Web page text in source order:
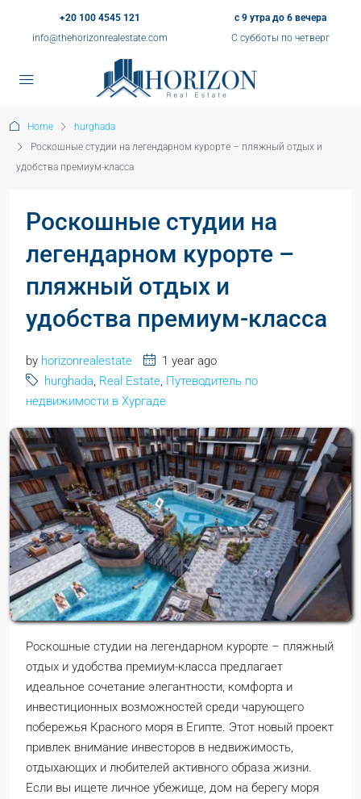
+20 100 4545 121
info@thehorizonrealestate.com
с 9 утра до 6 вечера
С субботы по четверг
Home
hurghada
Роскошные студии на легендарном курорте – пляжный отдых и
удобства премиум-класса
Роскошные студии на
легендарном курорте –
пляжный отдых и
удобства премиум-класса
by horizonrealestate
1 year ago
hurghada, Real Estate, Путеводитель по
недвижимости в Хургаде
Роскошные студии на легендарном курорте – пляжный
отдых и удобства премиум-класса предлагает
идеальное сочетание элегантности, комфорта и
инвестиционных возможностей среди чарующего
побережья Красного моря в Египте. Этот новый проект
привлек внимание инвесторов в недвижимость,
отдыхающих и любителей активного образа жизни.
Если вы ищете личное убежище, дом на берегу моря